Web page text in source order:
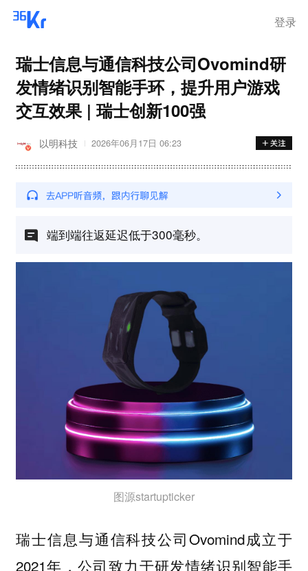
登录
瑞士信息与通信科技公司Ovomind研
发情绪识别智能手环，提升用户游戏
交互效果 | 瑞士创新100强
以明科技 2026年06月17日 06:23
端到端往返延迟低于300毫秒。
图源startupticker
瑞士信息与通信科技公司Ovomind成立于
2021年，公司致力于研发情绪识别智能手